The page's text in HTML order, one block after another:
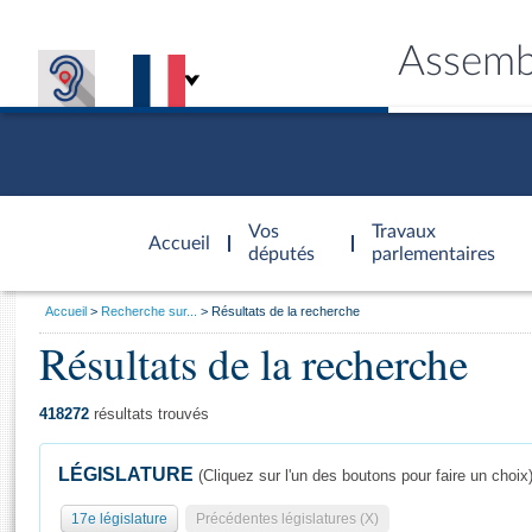
Accueil
d'accueil
Vos
députés
Travaux
parlementaires
Général
Vous
Accueil Recherche sur... Résultats de la recherche
Résultats de la recherche
418272 résultats trouvés
LÉGISLATURE (Cliquez sur l'un des boutons pour faire un choix)
17e législature Précédentes législatures (X)